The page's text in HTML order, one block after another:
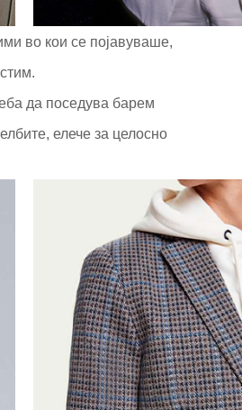
во кои се појавуваше,
да поседува барем
елече за целосно